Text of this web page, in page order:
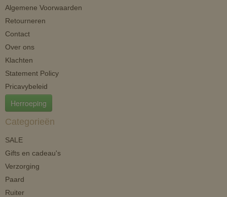
Algemene Voorwaarden
Retourneren
Contact
Over ons
Klachten
Statement Policy
Pricavybeleid
Herroeping
Categorieën
SALE
Gifts en cadeau's
Verzorging
Paard
Ruiter